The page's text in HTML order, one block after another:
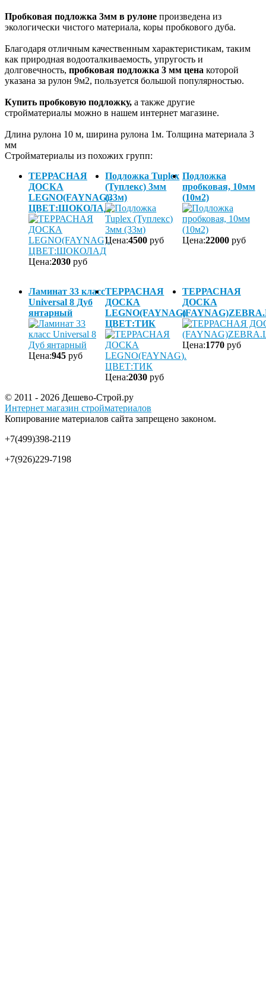
Пробковая подложка 3мм в рулоне произведена из
экологически чистого материала, коры пробкового дуба.
Благодаря отличным качественным характеристикам, таким
как природная водооталкиваемость, упругость и
долговечность, пробковая подложка 3 мм цена которой
указана за рулон 9м2, пользуется большой популярностью.
Купить пробковую подложку, а также другие
стройматериалы можно в нашем интернет магазине.
Длина рулона 10 м, ширина рулона 1м. Толщина материала 3
мм
Стройматериалы из похожих групп:
ТЕРРАСНАЯ
ДОСКА
LEGNO(FAYNAG).
ЦВЕТ:ШОКОЛАД
Цена:2030 руб
Подложка Tuplex
(Туплекс) 3мм
(33м)
Цена:4500 руб
Подложка
пробковая, 10мм
(10м2)
Цена:22000руб
Ламинат 33 класс
Universal 8 Дуб
янтарный
Цена:945 руб
ТЕРРАСНАЯ
ДОСКА
LEGNO(FAYNAG).
ЦВЕТ:ТИК
Цена:2030 руб
ТЕРРАСНАЯ
ДОСКА
Цена:1770руб
© 2011 - 2026 Дешево-Строй.ру
Интернет магазин стройматериалов
Копирование материалов сайта запрещено законом.
+7(499)398-2119
+7(926)229-7198